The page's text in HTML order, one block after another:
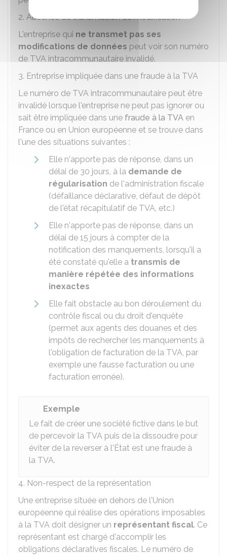
2. Absence de transmission de modification
L'entreprise qui ne transmet pas ses
modifications de données peut voir son numéro
de TVA intracommunautaire invalidé.
3. Entreprise impliquée dans une fraude à la TVA
Le numéro de TVA intracommunautaire peut être
invalidé lorsque l'entreprise ne peut pas ignorer ou
sait être impliquée dans une fraude à la TVA en
France ou en Union européenne et se trouve dans
l'une des situations suivantes :
Elle n'apporte pas de réponse, dans un
délai de 30 jours, à la demande de
régularisation de l'administration fiscale
(défaillance déclarative, défaut de dépôt
de l'état récapitulatif de TVA, etc.)
Elle n'apporte pas de réponse, dans un
délai de 15 jours à compter de la
notification des manquements, lorsqu'il a
été constaté qu'elle a transmis de
manière répétée des informations
inexactes
Elle fait obstacle au bon déroulement du
contrôle fiscal ou du droit d'enquête
(permet aux agents des douanes et des
impôts de rechercher les manquements à
l'obligation de facturation de la TVA, par
exemple une fausse facturation ou une
facturation erronée).
Exemple
Le fait de créer une société fictive dans le but
de percevoir la TVA puis de la dissoudre pour
éviter de la reverser à l'État est une fraude à
la TVA.
4. Non-respect de la représentation
Une entreprise située en dehors de l'Union
européenne qui réalise des opérations imposables
à la TVA doit désigner un représentant fiscal. Ce
représentant est chargé d'accomplir les
obligations déclaratives fiscales. Le numéro de